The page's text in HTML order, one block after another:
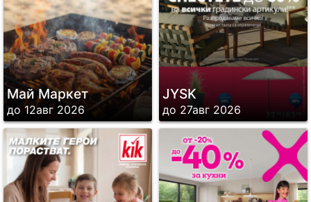
Май Маркет
до 12авг 2026
JYSK
до 27авг 2026